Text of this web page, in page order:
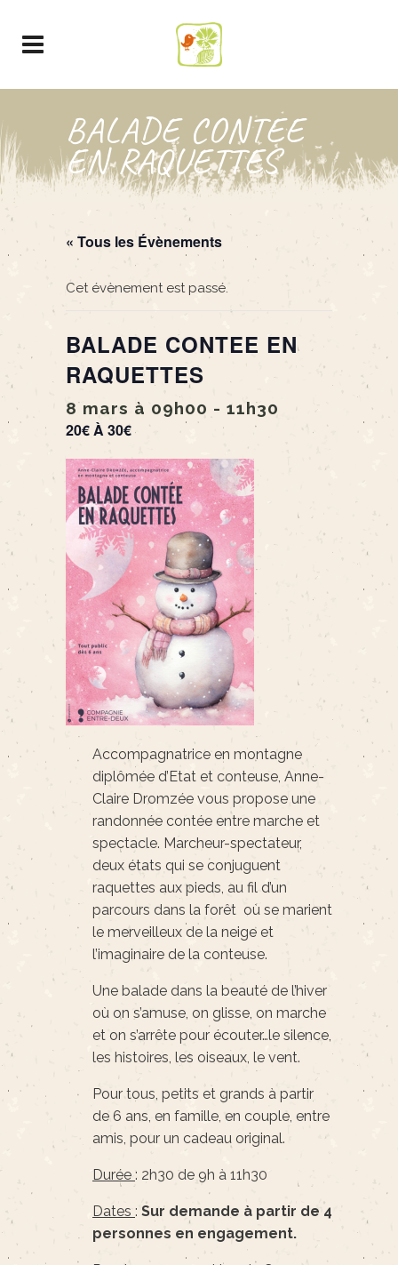
BALADE CONTEE
EN RAQUETTES
« Tous les Évènements
Cet évènement est passé.
BALADE CONTEE EN
RAQUETTES
8 mars à 09h00 - 11h30
20€ À 30€
Accompagnatrice en montagne
diplômée d’Etat et conteuse, Anne-
Claire Dromzée vous propose une
randonnée contée entre marche et
spectacle. Marcheur-spectateur,
deux états qui se conjuguent
raquettes aux pieds, au fil d’un
parcours dans la forêt où se marient
le merveilleux de la neige et
l’imaginaire de la conteuse.
Une balade dans la beauté de l’hiver
où on s’amuse, on glisse, on marche
et on s’arrête pour écouter…le silence,
les histoires, les oiseaux, le vent.
Pour tous, petits et grands à partir
de 6 ans, en famille, en couple, entre
amis, pour un cadeau original.
Durée : 2h30 de 9h à 11h30
Dates : Sur demande à partir de 4
personnes en engagement.